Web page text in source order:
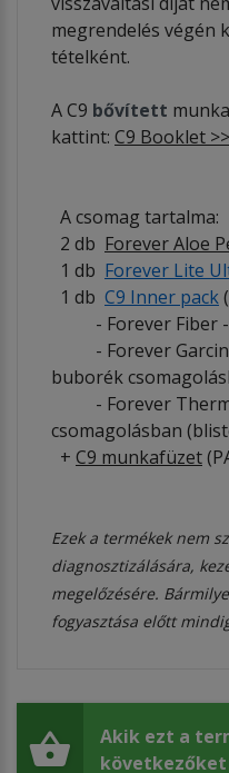
megrendelés végén
tételként.
A C9 bővített
kattint: C9 Booklet >>
A csomag tartalma:
2 db Forever Aloe
1 db Forever Lite
1 db C9 Inner pack
- Forever Fiber -
- Forever
buborék
- Forever Therm
csomagolásban
+ C9 munkafüzet
Ezek a termékek nem
diagnosztizálására,
megelőzésére.
fogyasztása előtt
Akik ezt a